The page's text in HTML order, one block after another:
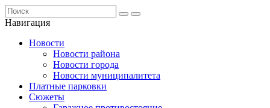
Навигация
Новости
Новости района
Новости города
Новости муниципалитета
Платные парковки
Сюжеты